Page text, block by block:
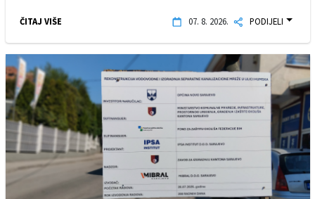
ČITAJ VIŠE 07. 8. 2026. PODIJELI